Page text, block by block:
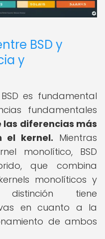
BSD y
y
es fundamental
fundamentales
las diferencias más
el kernel. Mientras
monolítico, BSD
que combina
monolíticos y
distinción tiene
en cuanto a la
de ambos